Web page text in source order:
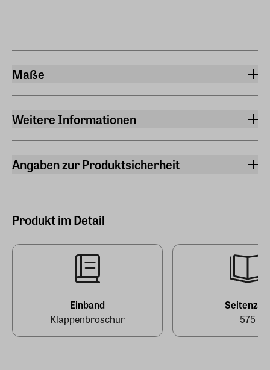
Maße
Länge
20,80 cm
Höhe
0,646 kg
Weitere Informationen
Sprache
Deutsch
Übersetzt von
Adrian, Michael
Verlag
Suhrkamp Verlag AG
9783518473351
Angaben zur Produktsicherheit
Deutschland (EU)
info@suhrkamp.de
Produkt im Detail
Einband
Klappenbroschur
Seitenzahl
575